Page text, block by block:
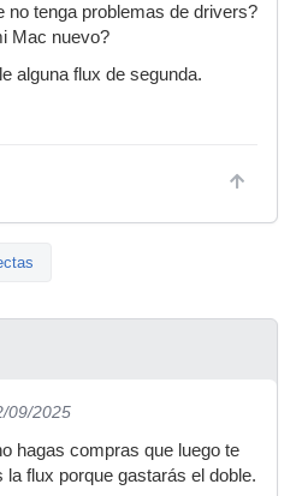
no tenga problemas de drivers?
Mac nuevo?
alguna flux de segunda.
09/2025
hagas compras que luego te
flux porque gastarás el doble.